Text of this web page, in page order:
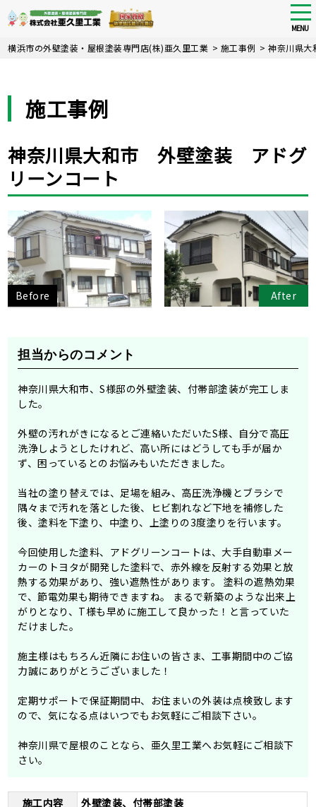
Skip
MENU
横浜市の外壁塗装・屋根塗装専門店(株)亜久里工業 > 施工事例 >神奈川県
施工事例
神奈川県大和市 外壁塗装 アドグ
リーンコート
Before After
担当からのコメント
神奈川県大和市、S様邸の外壁塗装、付帯部塗装が完工しま
した。
外壁の汚れがきになるとご連絡いただいたS様、自分で高圧
洗浄しようとしたけれど、高い所にはどうしても手が届か
ず、困っているとのお悩みもいただきました。
当社の塗り替えでは、足場を組み、高圧洗浄機とブラシで
隅々まで汚れを落とした後、ヒビ割れなど下地を補修した
後、塗料を下塗り、中塗り、上塗りの3度塗りを行います。
今回使用した塗料、アドグリーンコートは、大手自動車メー
カーのトヨタが開発した塗料で、赤外線を反射する効果と放
熱する効果があり、強い遮熱性があります。 塗料の遮熱効果
で、節電効果も期待できますね。 まるで新築のような出来上
がりとなり、T様も早めに施工して良かった！と言っていた
だけました。
施主様はもちろん近隣にお住いの皆さま、工事期間中のご協
力誠にありがとうございました！
定期サポートで保証期間中、お住まいの外装は点検致します
ので、気になる点はいつでもお気軽にご相談下さい。
神奈川県で屋根のことなら、亜久里工業へお気軽にご相談下
さい。
施工内容
外壁塗装、付帯部塗装